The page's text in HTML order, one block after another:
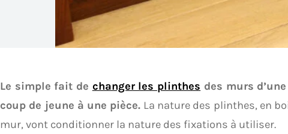
Le simple fait de changer les plinthes des murs
coup de jeune à une pièce. La nature des plinthes, en
mur, vont conditionner la nature des fixations à utiliser.